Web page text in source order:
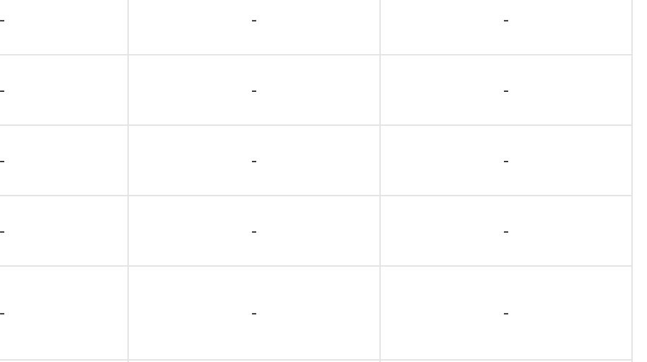
- - -
- - -
- - -
- - -
- - -